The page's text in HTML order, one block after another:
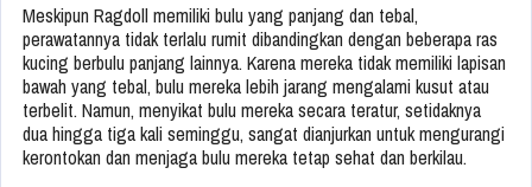
Meskipun Ragdoll memiliki bulu yang panjang dan tebal,
perawatannya tidak terlalu rumit dibandingkan dengan beberapa ras
kucing berbulu panjang lainnya. Karena mereka tidak memiliki lapisan
bawah yang tebal, bulu mereka lebih jarang mengalami kusut atau
terbelit. Namun, menyikat bulu mereka secara teratur, setidaknya
dua hingga tiga kali seminggu, sangat dianjurkan untuk mengurangi
kerontokan dan menjaga bulu mereka tetap sehat dan berkilau.